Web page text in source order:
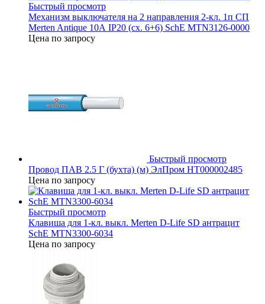
Быстрый просмотр
Механизм выключателя на 2 направления 2-кл. 1п СП
Merten Antique 10А IP20 (сх. 6+6) SchE MTN3126-0000
Цена по запросу
Быстрый просмотр
Провод ПАВ 2.5 Г (бухта) (м) ЭлПром НТ000002485
Цена по запросу
Быстрый просмотр
Клавиша для 1-кл. выкл. Merten D-Life SD антрацит
SchE MTN3300-6034
Цена по запросу